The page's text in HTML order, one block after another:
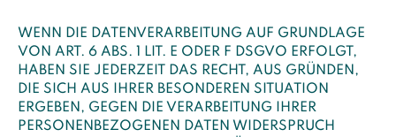
WENN DIE DATENVERARBEITUNG AUF GRUNDLAGE
VON ART. 6 ABS. 1 LIT. E ODER F DSGVO ERFOLGT,
HABEN SIE JEDERZEIT DAS RECHT, AUS GRÜNDEN,
DIE SICH AUS IHRER BESONDEREN SITUATION
ERGEBEN, GEGEN DIE VERARBEITUNG IHRER
PERSONENBEZOGENEN DATEN WIDERSPRUCH